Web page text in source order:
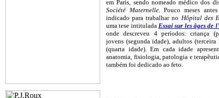
em Paris, sendo nomeado médico dos
Société Maternelle. Pouco meses
indicado para trabalhar no Hôpital des
uma tese intitulada Essai sur les âges de
onde descreveu 4 períodos: criança
jovens (segunda idade), adultos (terceira
(quarta idade). Em cada idade
anatomia, fisiologia, patologia e
também foi dedicado ao feto.